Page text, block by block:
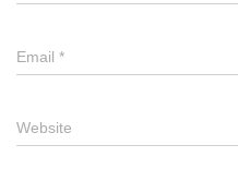
Email *
Website